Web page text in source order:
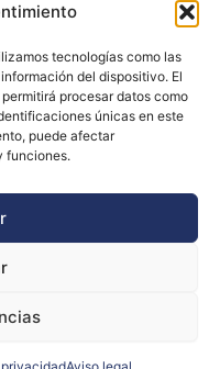
tecnologías como las
del dispositivo. El
procesar datos como
únicas en este
puede afectar
funciones.
(UE)